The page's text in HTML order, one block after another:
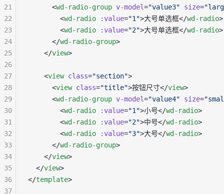
      <
wd-radio-group v-model="value3" size=
        <
wd-radio :value="1">大号单选框</wd-radio>
        <
wd-radio :value="2">大号单选框</wd-radio>
      </
wd-radio-group>
    </
view>
    <
view class="section">
      <
view class="title">按钮尺寸</view>
      <
wd-radio-group v-model="value4" size=
        <
wd-radio :value="1">小号</wd-radio>
        <
wd-radio :value="2">中号</wd-radio>
        <
wd-radio :value="3">大号</wd-radio>
      </
wd-radio-group>
    </
view>
  </
view>
</template>
21
22
23
24
25
26
27
28
29
30
31
32
33
34
35
36
37